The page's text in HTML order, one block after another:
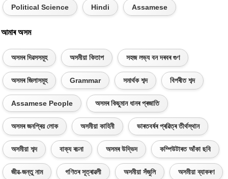
Political Science Hindi Assamese
আমাৰ অসম
অসমৰ দিৱসসমূহ অসমীয়া কিতাপ সহজ লভ্য বন দৰবৰ গুণ
অসমৰ জিলাসমূহ Grammar সমাৰ্থক শব্দ বিপৰীত শব্দ
Assamese People অসমৰ কিছুমান ধানৰ প্ৰজাতি
অসমৰ জনপ্ৰিয় লোক অসমীয়া কাহিনী ভাৰতবৰ্ষৰ প্ৰৱিত্ৰ তীৰ্থস্থান
অসমীয়া শব্দ বাক্য ৰচনা অসমৰ উদ্ভিদ কম্পিউটাৰত আঁকা ছবি
জীৱ-জন্তু নাম গণিতৰ সূত্ৰাৱলী অসমীয়া সঁজুলি অসমীয়া ব্যাকৰণ